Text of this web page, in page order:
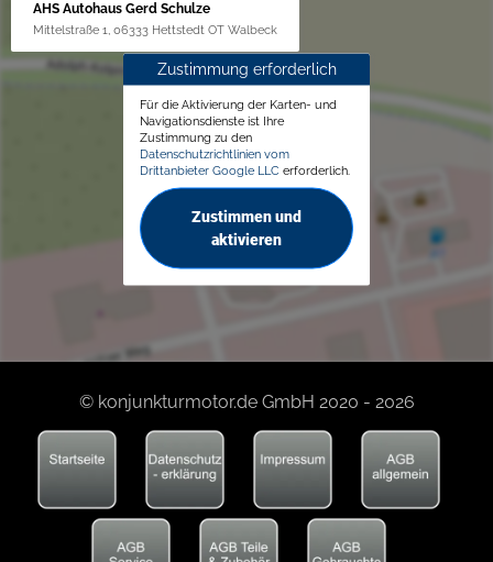
AHS Autohaus Gerd Schulze
Mittelstraße 1, 06333 Hettstedt OT Walbeck
Zustimmung erforderlich
Für die Aktivierung der Karten- und
Navigationsdienste ist Ihre
Zustimmung zu den
Datenschutzrichtlinien vom
Drittanbieter Google LLC erforderlich.
Zustimmen und
aktivieren
© konjunkturmotor.de GmbH 2020 - 2026